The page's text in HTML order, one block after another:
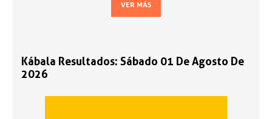
VER MÁS
Kábala Resultados: Sábado 01 De Agosto De
2026